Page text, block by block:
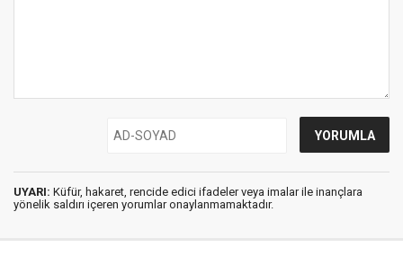
UYARI: Küfür, hakaret, rencide edici ifadeler veya imalar ile inançlara
yönelik saldırı içeren yorumlar onaylanmamaktadır.